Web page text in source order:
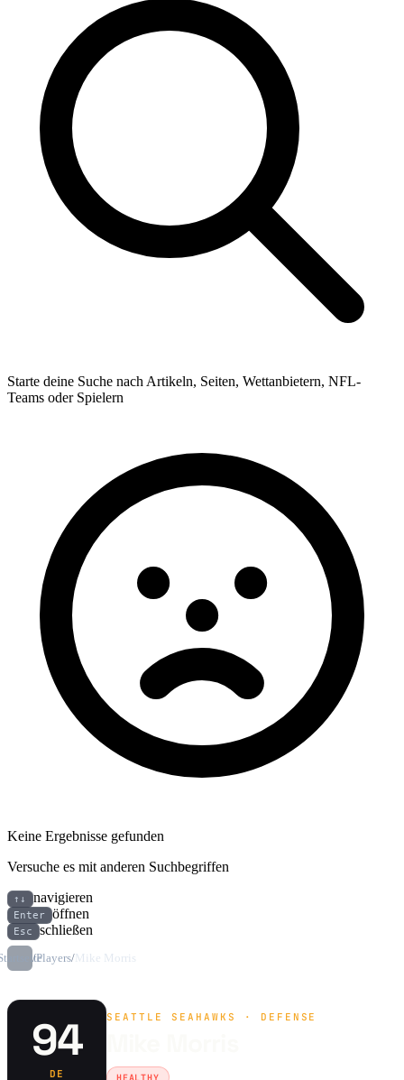
Starte deine Suche nach Artikeln, Seiten, Wettanbietern, NFL-
Teams oder Spielern
Keine Ergebnisse gefunden
Versuche es mit anderen Suchbegriffen
↑↓ navigieren
Enter öffnen
Esc schließen
/Players/Mike Morris
94
DE
SEATTLE SEAHAWKS · DEFENSE
HEALTHY